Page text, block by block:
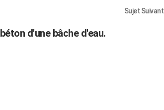
Sujet Suivant
d'une bâche d'eau.